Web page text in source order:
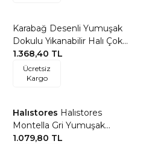
Favorilere Ekle
Karabağ Desenli Yumuşak
Dokulu Yıkanabilir Halı Çok
Renkli
1.368,40 TL
Ücretsiz
Kargo
Favorilere Ekle
Halıstores Halıstores
Montella Gri Yumuşak
Dokulu Oturma Odası Çocuk
1.079,80 TL